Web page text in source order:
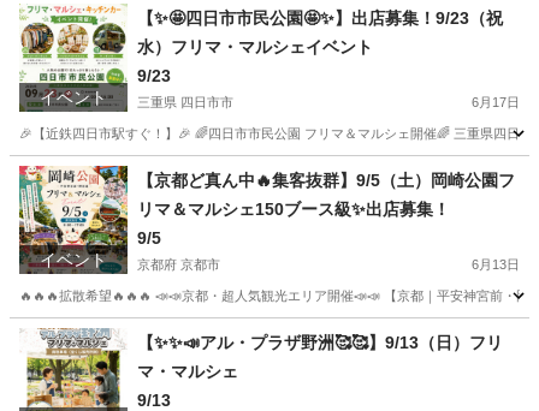
大阪 大東市 フリーマーケット ブース
イベント
【✨🤩四日市市民公園🤩✨】出店募集！9/23（祝
水）フリマ・マルシェイベント
9/23
三重県 四日市市 6月17日
🎉【近鉄四日市駅すぐ！】🎉 🌈四日市市民公園 フリマ＆マルシェ開催🌈 三重県四日
三重 四日市市 フリーマーケット マルシェ
イベント
【京都ど真ん中🔥集客抜群】9/5（土）岡崎公園フ
リマ＆マルシェ150ブース級✨出店募集！
9/5
京都府 京都市 6月13日
🔥🔥🔥拡散希望🔥🔥🔥 📣📣京都・超人気観光エリア開催📣📣 【京都｜平安神宮前・
京都 京都市 フリーマーケット ブース
【✨✨📣アル・プラザ野洲🥰🥰】9/13（日）フリ
マ・マルシェ
9/13